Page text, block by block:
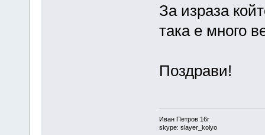
За израза
така е много
Поздрави!
Иван Петров 16г
skype: slayer_kolyo